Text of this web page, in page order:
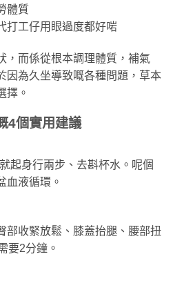
體質
打工仔用眼過度都好啱
，而係從根本調理體質，補氣
因為久坐導致嘅各種問題，草本
擇。
4個實用建議
起身行兩步、去斟杯水。呢個
血液循環。
部收緊放鬆、膝蓋抬腿、腰部扭
要2分鐘。